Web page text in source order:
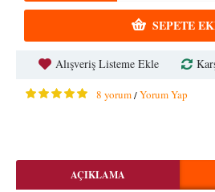
SEPETE
Alışveriş Listeme Ekle
8 yorum/Yorum Yap
AÇIKLAMA